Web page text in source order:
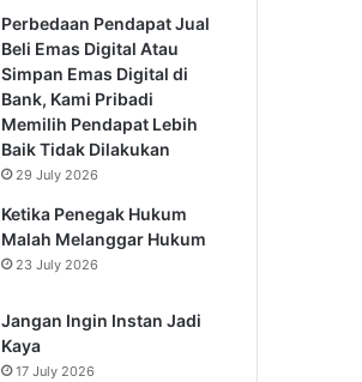
Perbedaan Pendapat Jual
Beli Emas Digital Atau
Simpan Emas Digital di
Bank, Kami Pribadi
Memilih Pendapat Lebih
Baik Tidak Dilakukan
29 July 2026
Ketika Penegak Hukum
Malah Melanggar Hukum
23 July 2026
Jangan Ingin Instan Jadi
Kaya
17 July 2026